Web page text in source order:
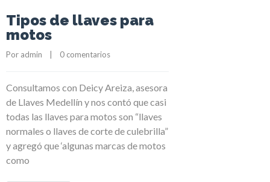
Tipos de llaves para
motos
Por admin 0 comentarios
Consultamos con Deicy Areiza, asesora
de Llaves Medellín y nos contó que casi
todas las llaves para motos son “llaves
normales o llaves de corte de culebrilla”
y agregó que ‘algunas marcas de motos
como